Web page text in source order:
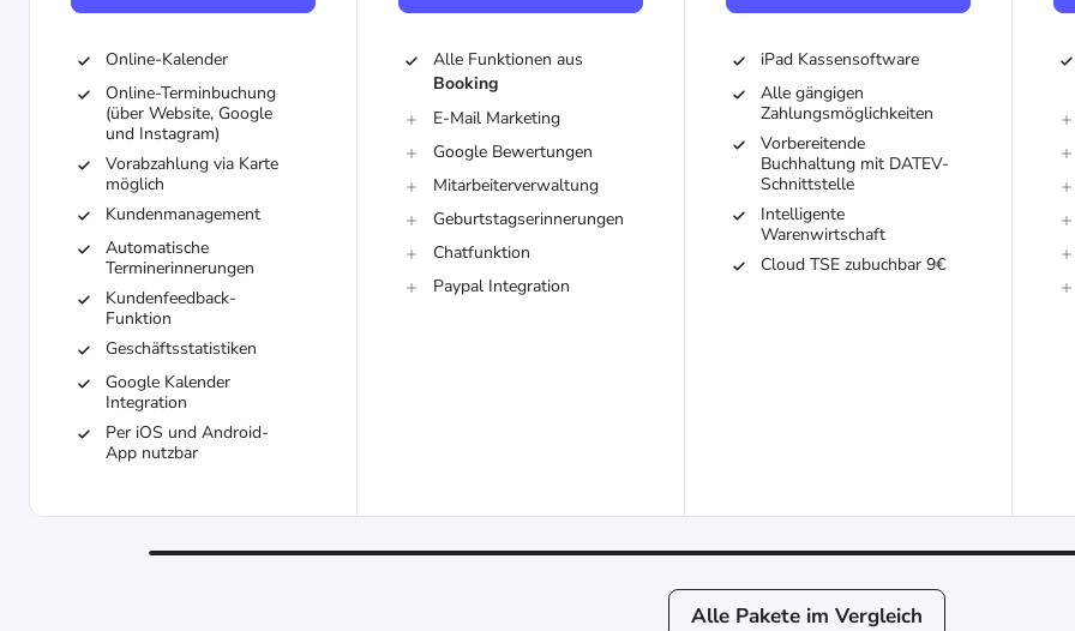
Online-Kalender
Online-Terminbuchung
(über Website, Google
und Instagram)
Vorabzahlung via Karte
möglich
Kundenmanagement
Automatische
Terminerinnerungen
Kundenfeedback-
Funktion
Geschäftsstatistiken
Google Kalender
Integration
Per iOS und Android-
App nutzbar
Alle Funktionen aus
Booking
E-Mail Marketing
Google Bewertungen
Mitarbeiterverwaltung
Geburtstagserinnerungen
Chatfunktion
Paypal Integration
iPad Kassensoftware
Alle gängigen
Zahlungsmöglichkeiten
Vorbereitende
Buchhaltung mit DATEV-
Schnittstelle
Intelligente
Warenwirtschaft
Cloud TSE zubuchbar 9€
Alle Pakete im Vergleich